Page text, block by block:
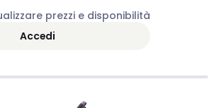
prezzi e disponibilità
Accedi